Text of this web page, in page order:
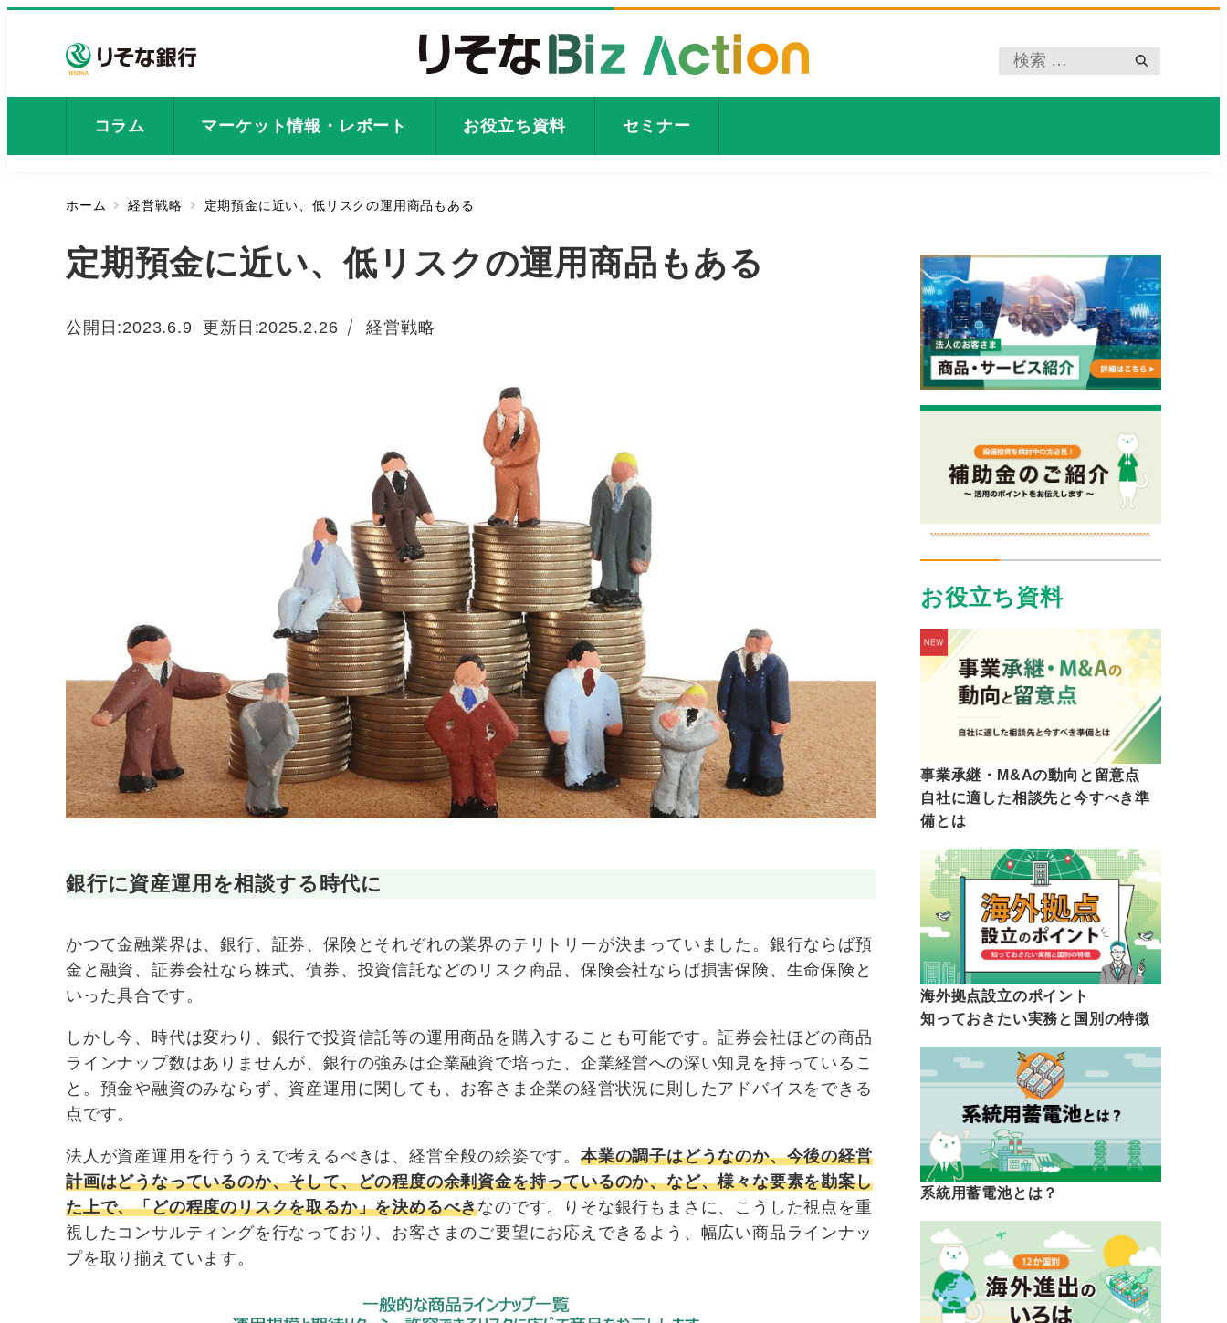
コ
プ
ホ
コラム マーケット情報・レポート お役立ち資料 セミナー
ホーム 経営戦略 定期預金に近い、低リスクの運用商品もある
定期預金に近い、低リスクの運用商品もある
公開日:
投稿日
2023.6.9 更新日 2025.2.26 カテゴリー
経営戦略
銀行に資産運用を相談する時代に
かつて金融業界は、銀行、証券、保険とそれぞれの業界のテリトリーが決まっていました。銀行ならば預
金と融資、証券会社なら株式、債券、投資信託などのリスク商品、保険会社ならば損害保険、生命保険と
いった具合です。
しかし今、時代は変わり、銀行で投資信託等の運用商品を購入することも可能です。証券会社ほどの商品
ラインナップ数はありませんが、銀行の強みは企業融資で培った、企業経営への深い知見を持っているこ
と。預金や融資のみならず、資産運用に関しても、お客さま企業の経営状況に則したアドバイスをできる
点です。
法人が資産運用を行ううえで考えるべきは、経営全般の絵姿です。 本業の調子はどうなのか、今後の経営
計画はどうなっているのか、そして、どの程度の余剰資金を持っているのか、など、様々な要素を勘案し
た上で、「どの程度のリスクを取るか」を決めるべきなのです。りそな銀行もまさに、こうした視点を重
視したコンサルティングを行なっており、お客さまのご要望にお応えできるよう、幅広い商品ラインナッ
プを取り揃えています。
お役立ち資料
事業承継・M&Aの動向と留意点
自社に適した相談先と今すべき準
備とは
海外拠点設立のポイント
知っておきたい実務と国別の特徴
系統用蓄電池とは？